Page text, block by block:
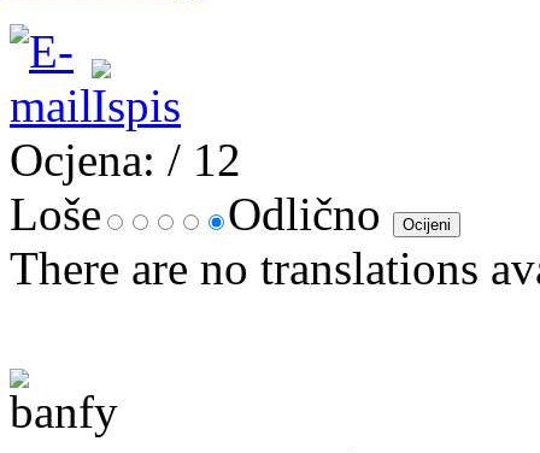
Ocjena: / 12
Loše
Odlično
There are no translations